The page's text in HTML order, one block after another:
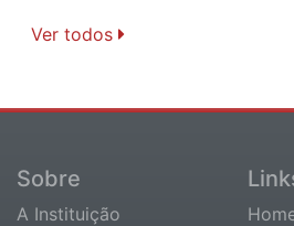
Ver todos
Sobre
A Instituição